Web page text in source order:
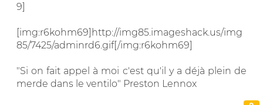
9]
[img:r6kohm69]http://img85.imageshack.us/img
85/7425/adminrd6.gif[/img:r6kohm69]
"Si on fait appel à moi c'est qu'il y a déjà plein de
merde dans le ventilo" Preston Lennox